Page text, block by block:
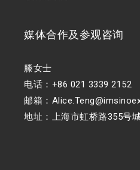
媒体合作及参观咨询
滕女士
电话：+86 021 3339 2152
邮箱：
地址：上海市虹桥路355号